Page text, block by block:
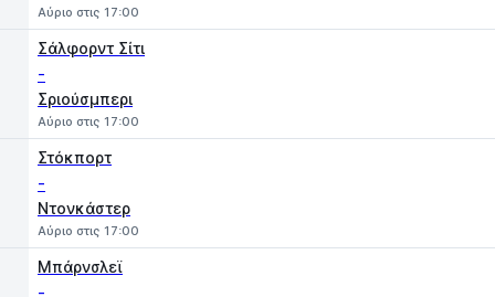
Αύριο στις 17:00
Σάλφορντ Σίτι
-
Σριούσμπερι
Αύριο στις 17:00
Στόκπορτ
-
Ντονκάστερ
Αύριο στις 17:00
Μπάρνσλεϊ
-